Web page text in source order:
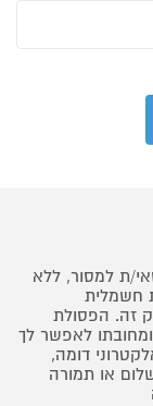
ת למסור, ללא
חשמלית
זה. הפסולת
לאפשר לך
דומה,
או תמורה